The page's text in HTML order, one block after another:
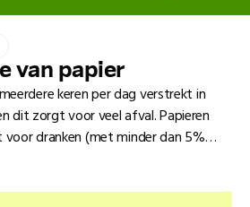
minder vaak vervangen hoeven te
en bespaart materiaal.
van papier
keren per dag verstrekt in
dit zorgt voor veel afval. Papieren
dranken (met minder dan 5%